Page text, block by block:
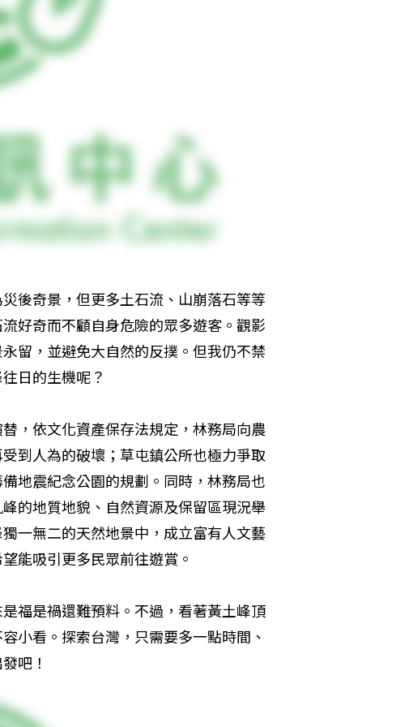
後奇景，但更多土石流、山崩落石等等
好奇而不顧自身危險的眾多遊客。觀影
留，並避免大自然的反撲。但我仍不禁
日的生機呢？
，依文化資產保存法規定，林務局向農
到人為的破壞；草屯鎮公所也極力爭取
地震紀念公園的規劃。同時，林務局也
的地質地貌、自然資源及保留區現況舉
一無二的天然地景中，成立富有人文藝
能吸引更多民眾前往遊賞。
福是禍還難預料。不過，看著黃土峰頂
小看。探索台灣，只需要多一點時間、
吧！